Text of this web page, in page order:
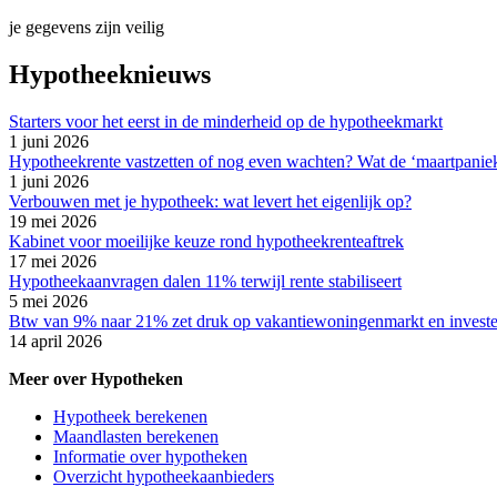
je gegevens zijn veilig
Hypotheeknieuws
Starters voor het eerst in de minderheid op de hypotheekmarkt
1 juni 2026
Hypotheekrente vastzetten of nog even wachten? Wat de
1 juni 2026
Verbouwen met je hypotheek: wat levert het eigenlijk op?
19 mei 2026
Kabinet voor moeilijke keuze rond hypotheekrenteaftrek
17 mei 2026
Hypotheekaanvragen dalen 11% terwijl rente stabiliseert
5 mei 2026
Btw van 9% naar 21% zet druk op vakantiewoningenmarkt en
14 april 2026
Meer over Hypotheken
Hypotheek berekenen
Maandlasten berekenen
Informatie over hypotheken
Overzicht hypotheekaanbieders